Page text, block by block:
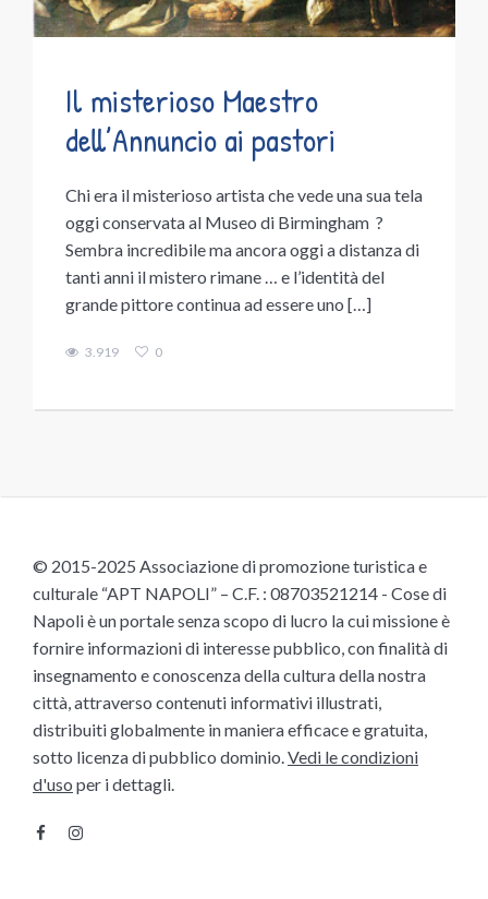
Il misterioso Maestro
dell’Annuncio ai pastori
Chi era il misterioso artista che vede una sua tela
oggi conservata al Museo di Birmingham ?
Sembra incredibile ma ancora oggi a distanza di
tanti anni il mistero rimane … e l’identità del
grande pittore continua ad essere uno […]
3.919 0
© 2015-2025 Associazione di promozione turistica e
culturale “APT NAPOLI” – C.F. : 08703521214 - Cose di
Napoli è un portale senza scopo di lucro la cui missione è
fornire informazioni di interesse pubblico, con finalità di
insegnamento e conoscenza della cultura della nostra
città, attraverso contenuti informativi illustrati,
distribuiti globalmente in maniera efficace e gratuita,
sotto licenza di pubblico dominio.Vedi le condizioni
d'uso per i dettagli.